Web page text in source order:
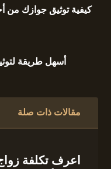
كيفية توثيق جوازك من
أسهل طريقة
مقالات ذات صلة
اعرف تكلفة